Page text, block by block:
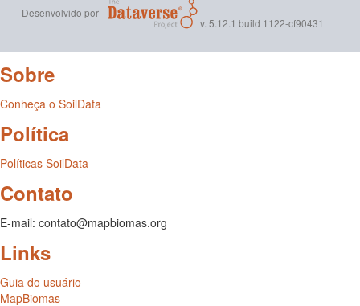
Desenvolvido por
v. 5.12.1 build 1122-cf90431
Sobre
Conheça o SoilData
Política
Políticas SoilData
Contato
E-mail: contato@mapbiomas.org
Links
Guia do usuário
MapBiomas